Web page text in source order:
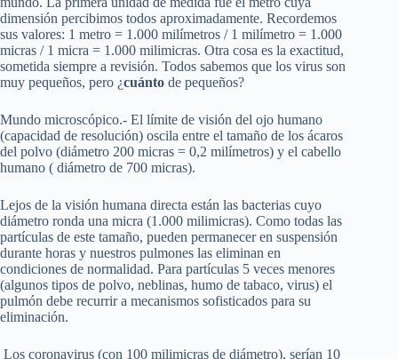
dimensión percibimos todos aproximadamente. Recordemos
sus valores: 1 metro = 1.000 milímetros / 1 milímetro = 1.000
micras / 1 micra = 1.000 milimicras. Otra cosa es la exactitud,
sometida siempre a revisión. Todos sabemos que los virus son
muy pequeños, pero ¿cuánto de pequeños?
Mundo microscópico.- El límite de visión del ojo humano
(capacidad de resolución) oscila entre el tamaño de los ácaros
del polvo (diámetro 200 micras = 0,2 milímetros) y el cabello
humano ( diámetro de 700 micras).
Lejos de la visión humana directa están las bacterias cuyo
diámetro ronda una micra (1.000 milimicras). Como todas las
partículas de este tamaño, pueden permanecer en suspensión
durante horas y nuestros pulmones las eliminan en
condiciones de normalidad. Para partículas 5 veces menores
(algunos tipos de polvo, neblinas, humo de tabaco, virus) el
pulmón debe recurrir a mecanismos sofisticados para su
eliminación.
Los coronavirus (con 100 milimicras de diámetro), serían 10